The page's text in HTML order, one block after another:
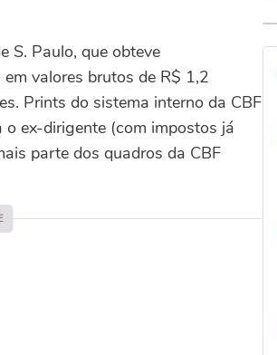
S. Paulo, que obteve
valores brutos de R$ 1,2
Prints do sistema interno da CBF
ex-dirigente (com impostos já
parte dos quadros da CBF